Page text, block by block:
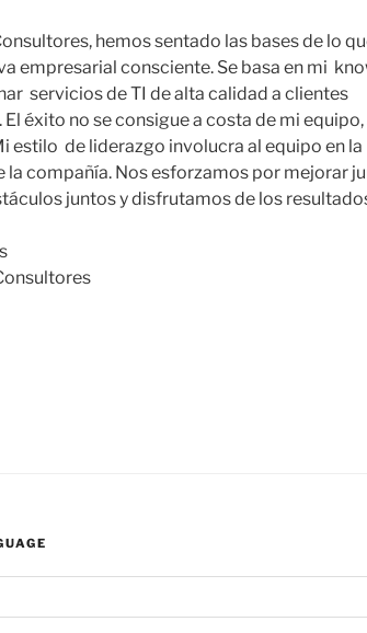
hemos sentado las bases de lo
empresarial consciente. Se basa en mi
servicios de TI de alta calidad a clientes
éxito no se consigue a costa de mi
estilo de liderazgo involucra al equipo en la
la compañía. Nos esforzamos por mejorar
juntos y disfrutamos de los